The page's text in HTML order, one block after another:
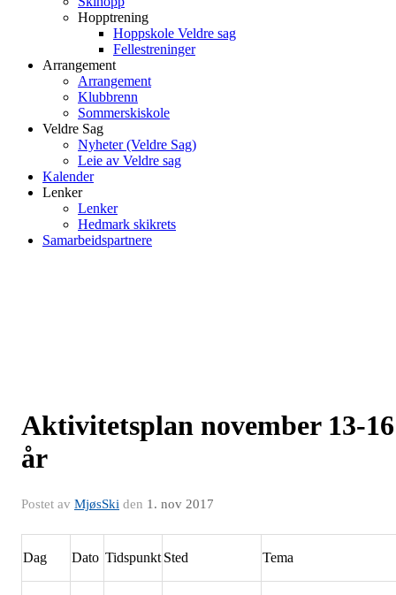
Hopptrening
Hoppskole Veldre sag
Fellestreninger
Arrangement
Arrangement
Klubbrenn
Sommerskiskole
Veldre Sag
Nyheter (Veldre Sag)
Leie av Veldre sag
Kalender
Lenker
Lenker
Hedmark skikrets
Samarbeidspartnere
Aktivitetsplan november 13-16
år
Postet av MjøsSki den 1. nov 2017
Dag Dato Tidspunkt Sted Tema